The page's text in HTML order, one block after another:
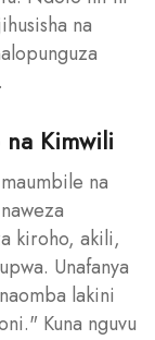
na
Kimwili
na
kiroho, akili,
Unafanya
lakini
Kuna nguvu